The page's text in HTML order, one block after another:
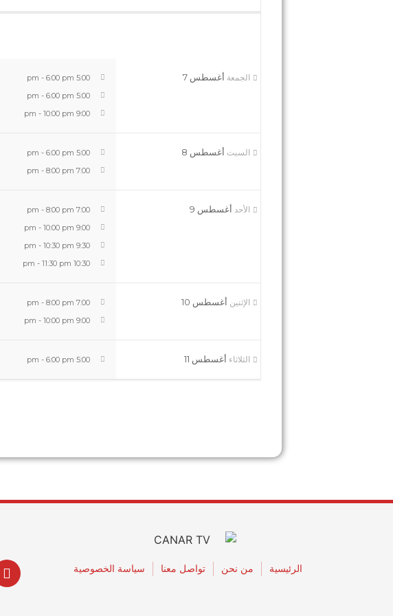
الجمعة أغسطس 7 5:00 pm
- 6:00 pm
5:00 pm
- 6:00 pm
9:00 pm
- 10:00 pm
السبت أغسطس 8 5:00 pm
- 6:00 pm
7:00 pm
- 8:00 pm
الأحد أغسطس 9 7:00 pm
- 8:00 pm
9:00 pm
- 10:00 pm
9:30 pm
- 10:30 pm
10:30 pm
- 11:30 pm
الإثنين أغسطس 10 7:00 pm
- 8:00 pm
9:00 pm
- 10:00 pm
الثلاثاء أغسطس 11 5:00 pm
- 6:00 pm
الرئيسية من نحن تواصل معنا سياسة الخصوصية